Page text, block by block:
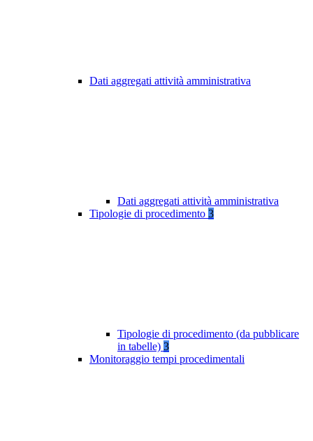
Dati aggregati attività amministrativa
Dati aggregati attività amministrativa
Tipologie di procedimento 3
Tipologie di procedimento (da pubblicare
in tabelle) 3
Monitoraggio tempi procedimentali